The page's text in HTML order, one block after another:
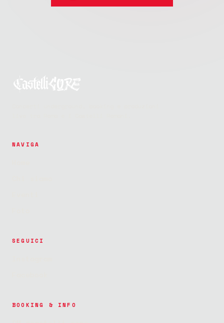
NAVIGA
SEGUICI
BOOKING & INFO